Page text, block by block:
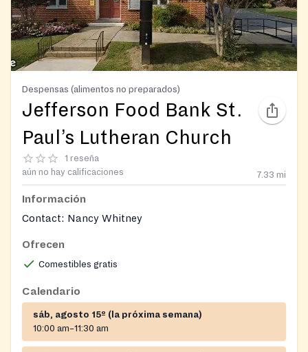
Despensas (alimentos no preparados)
Jefferson Food Bank St.
Paul’s Lutheran Church
1 reseña
aún no hay calificaciones
7.33 mi
Información
Contact: Nancy Whitney
Ofrecen
Comestibles gratis
Calendario
sáb, agosto 15º (la próxima semana)
10:00 am–11:30 am